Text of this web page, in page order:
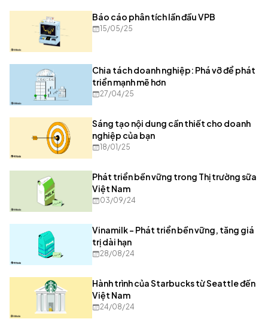
Báo cáo phân tích lần đầu VPB
15/05/25
Chia tách doanh nghiệp: Phá vỡ để phát
triển mạnh mẽ hơn
27/04/25
Sáng tạo nội dung cần thiết cho doanh
nghiệp của bạn
18/01/25
Phát triển bền vững trong Thị trường sữa
Việt Nam
03/09/24
Vinamilk - Phát triển bền vững, tăng giá
trị dài hạn
28/08/24
Hành trình của Starbucks từ Seattle đến
Việt Nam
24/08/24